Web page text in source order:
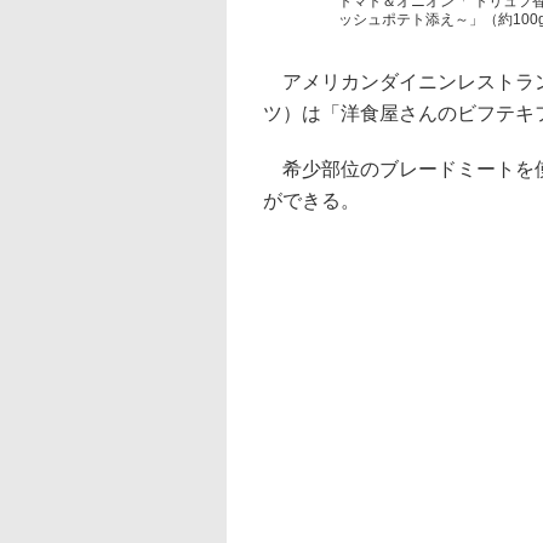
ッシュポテト添え～」（約
アメリカンダイニンレストラ
ツ）は「洋食屋さんのビフテ
希少部位のブレードミートを
ができる。